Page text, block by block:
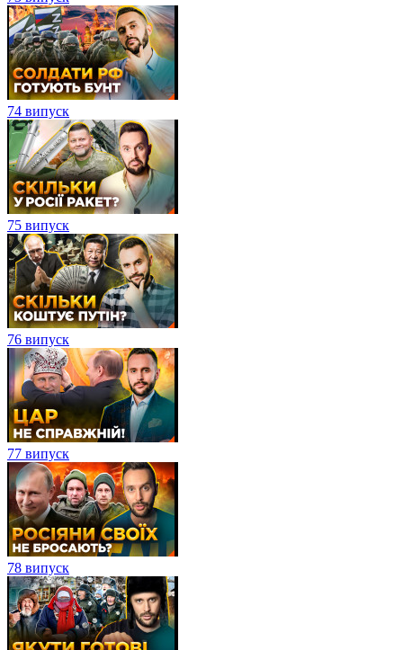
74 випуск
75 випуск
76 випуск
77 випуск
78 випуск